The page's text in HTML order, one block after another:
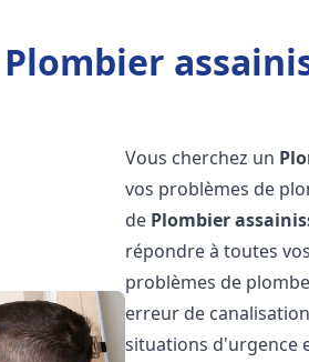
Vous cherchez un
vos problèmes de
de Plombier
répondre à toutes
problèmes de
erreur de
situations d'urgence